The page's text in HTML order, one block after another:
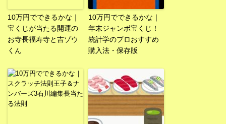
10万円でできるかな｜
宝くじが当たる開運の
お寺長福寿寺と吉ゾウ
くん
10万円でできるかな｜
年末ジャンボ宝くじ！
統計学のプロおすすめ
購入法・保存版